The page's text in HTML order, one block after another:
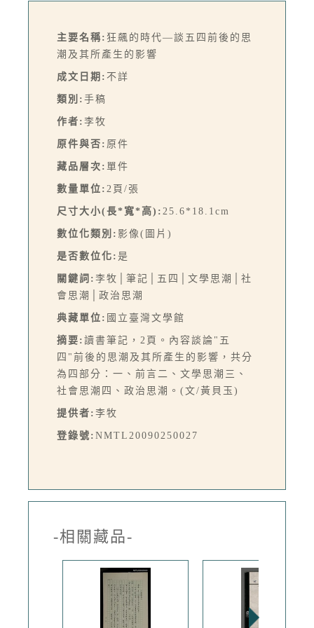
主要名稱: 狂飆的時代—談五四前後的思
潮及其所產生的影響
成文日期: 不詳
類別: 手稿
作者: 李牧
原件與否: 原件
藏品層次: 單件
數量單位: 2頁/張
尺寸大小(長*寬*高): 25.6*18.1cm
數位化類別: 影像(圖片)
是否數位化: 是
關鍵詞: 李牧│筆記│五四│文學思潮│社
會思潮│政治思潮
典藏單位: 國立臺灣文學館
摘要: 讀書筆記，2頁。內容談論"五
四"前後的思潮及其所產生的影響，共分
為四部分：一、前言二、文學思潮三、
社會思潮四、政治思潮。(文/黃貝玉)
提供者: 李牧
登錄號: NMTL20090250027
-相關藏品-